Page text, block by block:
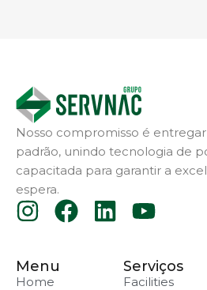
Nosso compromisso é
padrão, unindo tecnologia de
capacitada para garantir a
espera.
Menu
Home
Serviços
Facilities